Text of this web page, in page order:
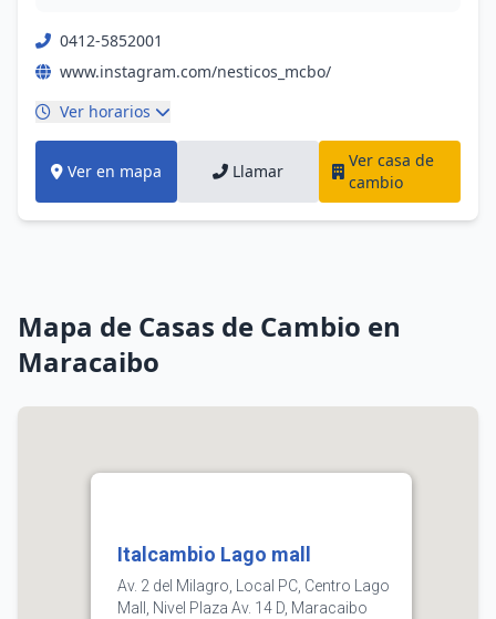
0412-5852001
www.instagram.com/nesticos_mcbo/
Ver horarios
Ver en mapa Llamar
Ver casa de
cambio
Mapa de Casas de Cambio en
Maracaibo
Italcambio Lago mall
Av. 2 del Milagro, Local PC, Centro Lago
Mall, Nivel Plaza Av. 14 D, Maracaibo